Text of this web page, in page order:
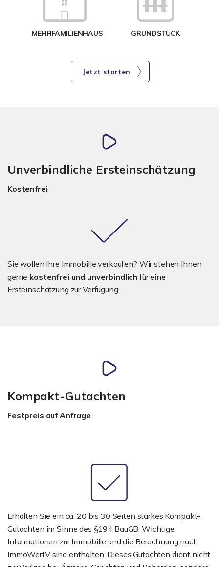
MEHRFAMILIENHAUS GRUNDSTÜCK
Jetzt starten
Unverbindliche Ersteinschätzung
Kostenfrei
Sie wollen Ihre Immobilie verkaufen? Wir stehen Ihnen
gerne kostenfrei und unverbindlich für eine
Ersteinschätzung zur Verfügung.
Kompakt-Gutachten
Festpreis auf Anfrage
Erhalten Sie ein ca. 20 bis 30 Seiten starkes Kompakt-
Gutachten im Sinne des §194 BauGB. Wichtige
Informationen zur Immobilie und die Berechnung nach
ImmoWertV sind enthalten. Dieses Gutachten dient nicht